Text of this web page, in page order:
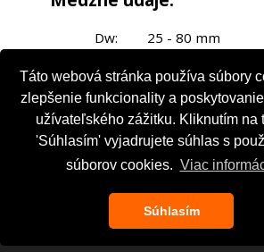
Táto webová stránka používa súbory
zlepšenie funkcionality a
užívateľského zážitku. Kliknutím na
'Súhlasím' vyjadrujete súhlas s
súborov cookies. Viac
Súhlasím
Dw:
25 - 80 mm
t:
+220°C
v max: 25 m/s
Služby Produkty